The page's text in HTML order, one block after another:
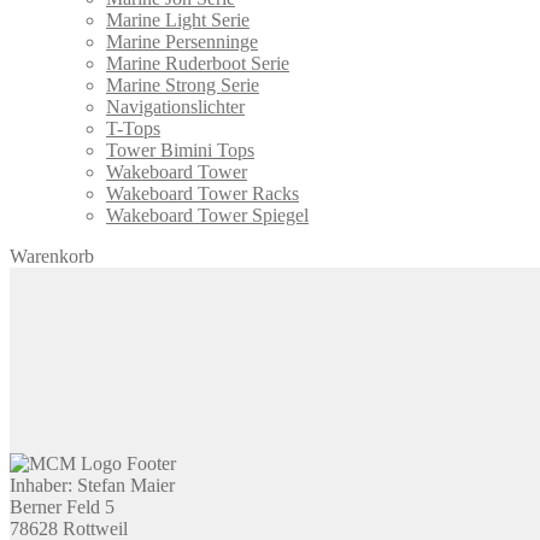
Marine Light Serie
Marine Persenninge
Marine Ruderboot Serie
Marine Strong Serie
Navigationslichter
T-Tops
Tower Bimini Tops
Wakeboard Tower
Wakeboard Tower Racks
Wakeboard Tower Spiegel
Warenkorb
Inhaber: Stefan Maier
Berner Feld 5
78628 Rottweil